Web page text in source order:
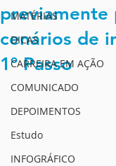
MATÉRIAS
DICAS
CARREIRA EM AÇÃO
COMUNICADO
DEPOIMENTOS
Estudo
INFOGRÁFICO
previamente
cenários de
1º Passo